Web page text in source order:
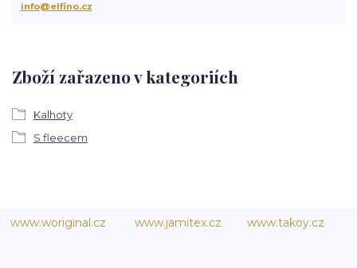
Zboží zařazeno v kategoriích
Kalhoty
S fleecem
info@elfino.cz
www.woriginal.cz www.jamitex.cz www.takoy.cz